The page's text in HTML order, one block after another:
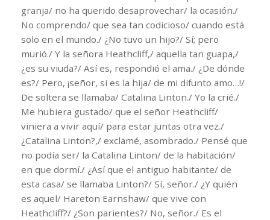
granja/ no ha querido desaprovechar/ la ocasión./
No comprendo/ que sea tan codicioso/ cuando está
solo en el mundo./ ¿No tuvo un hijo?/ Sí; pero
murió./ Y la señora Heathcliff,/ aquella tan guapa,/
¿es su viuda?/ Así es, respondió el ama./ ¿De dónde
es?/ Pero, ¡señor, si es la hija/ de mi difunto amo…!/
De soltera se llamaba/ Catalina Linton./ Yo la crié./
Me hubiera gustado/ que el señor Heathcliff/
viniera a vivir aquí/ para estar juntas otra vez./
¿Catalina Linton?,/ exclamé, asombrado./ Pensé que
no podía ser/ la Catalina Linton/ de la habitación/
en que dormí./ ¿Así que el antiguo habitante/ de
esta casa/ se llamaba Linton?/ Sí, señor./ ¿Y quién
es aquel/ Hareton Earnshaw/ que vive con
Heathcliff?/ ¿Son parientes?/ No, señor./ Es el